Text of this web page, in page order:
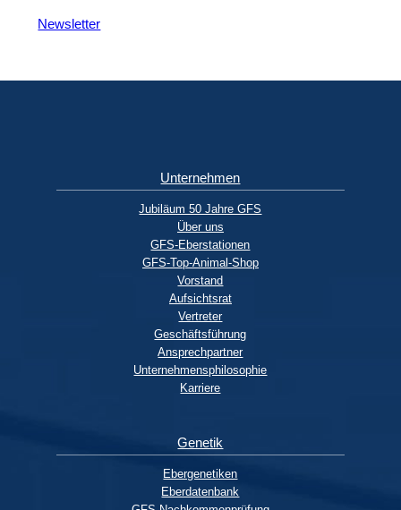
Newsletter
Unternehmen
Jubiläum 50 Jahre GFS
Über uns
GFS-Eberstationen
GFS-Top-Animal-Shop
Vorstand
Aufsichtsrat
Vertreter
Geschäftsführung
Ansprechpartner
Unternehmensphilosophie
Karriere
Genetik
Ebergenetiken
Eberdatenbank